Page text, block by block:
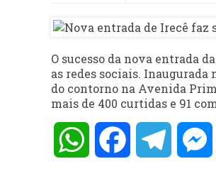
O sucesso da nova entrada
as redes sociais.
do contorno na Avenida
mais de 400 curtidas e 91
WhatsAppFacebook